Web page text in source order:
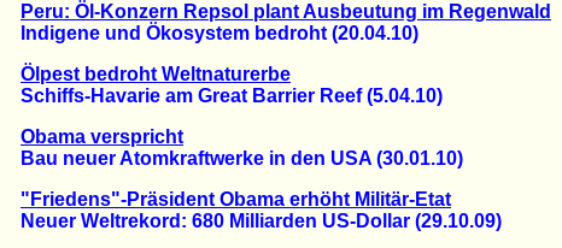
Peru: Öl-Konzern Repsol plant Ausbeutung im Regenwald
Indigene und Ökosystem bedroht (20.04.10)
Ölpest bedroht Weltnaturerbe
Schiffs-Havarie am Great Barrier Reef (5.04.10)
Obama verspricht
Bau neuer Atomkraftwerke in den USA (30.01.10)
"Friedens"-Präsident Obama erhöht Militär-Etat
Neuer Weltrekord: 680 Milliarden US-Dollar (29.10.09)